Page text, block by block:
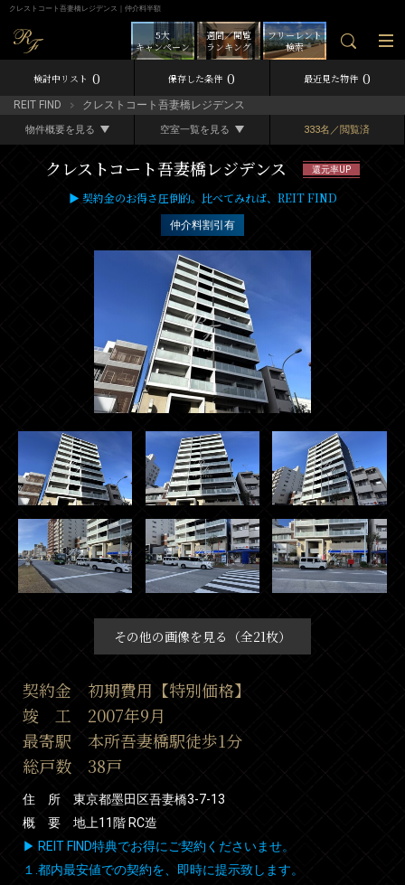
クレストコート吾妻橋レジデンス｜仲介料半額
フリーレント
検索
週間／閲覧
ランキング
5大
キャンペーン
検討中リスト 0 保存した条件 0 最近見た物件 0
REIT FIND クレストコート吾妻橋レジデンス
物件概要を見る 空室一覧を見る 333名／閲覧済
クレストコート吾妻橋レジデンス 還元率UP
▶ 契約金のお得さ圧倒的。比べてみれば、REIT FIND
仲介料割引有
その他の画像を見る（全21枚）
契約金 初期費用【特別価格】
竣 工 2007年9月
最寄駅 本所吾妻橋駅徒歩1分
総戸数 38戸
住 所 東京都墨田区吾妻橋3-7-13
概 要 地上11階 RC造
▶ REIT FIND特典でお得にご契約くださいませ。
１.都内最安値での契約を、即時に提示致します。